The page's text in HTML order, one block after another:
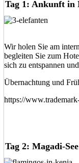
Tag 1: Ankunft in
Wir holen Sie am
begleiten Sie zum
sich zu entspannen
Übernachtung und
https://
Tag 2: Magadi-